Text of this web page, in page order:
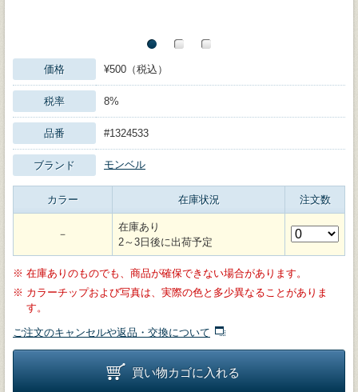
価格 ¥500（税込）
税率 8%
品番 #1324533
ブランド モンベル
カラー 在庫状況 注文数
－
在庫あり
2～3日後に出荷予定
※ 在庫ありのものでも、商品が確保できない場合があります。
※ カラーチップおよび写真は、実際の色と多少異なることがありま
す。
ご注文のキャンセルや返品・交換について
買い物カゴに入れる